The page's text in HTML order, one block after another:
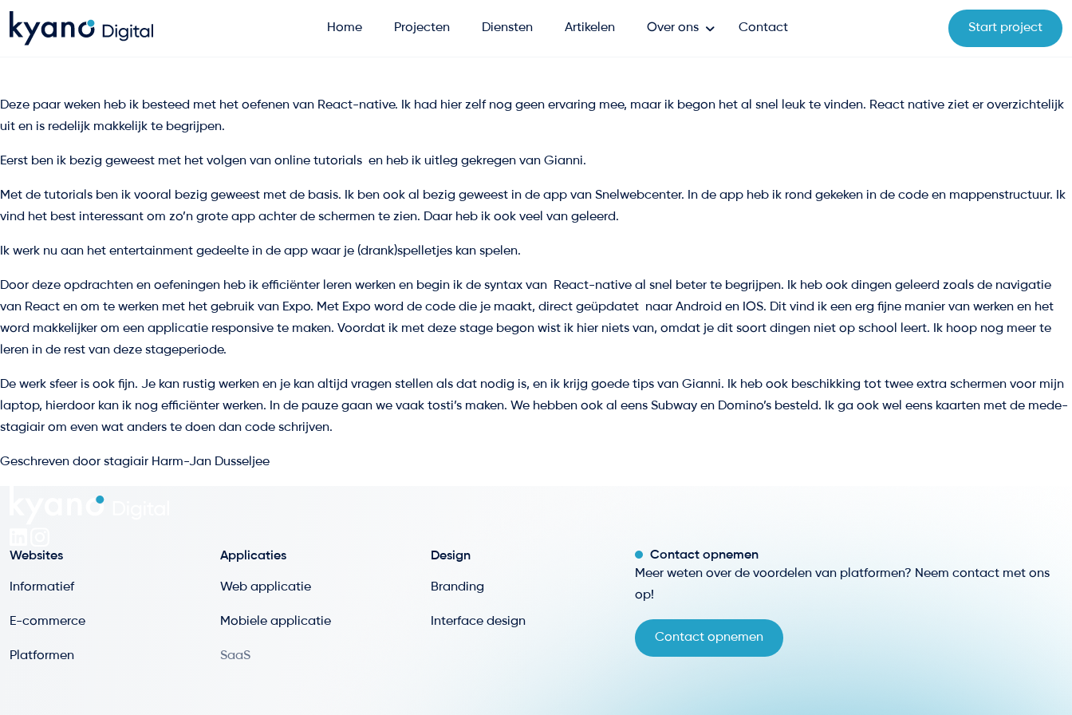
Home Projecten Diensten Artikelen Over ons Contact Start project
Projecten
Diensten
Artikelen
Over ons
Contact
Deze paar weken heb ik besteed met het oefenen van React-native. Ik had hier zelf nog geen ervaring mee, maar ik begon het al snel leuk te vinden. React native ziet er overzichtelijk
uit en is redelijk makkelijk te begrijpen.
Eerst ben ik bezig geweest met het volgen van online tutorials en heb ik uitleg gekregen van Gianni.
Met de tutorials ben ik vooral bezig geweest met de basis. Ik ben ook al bezig geweest in de app van Snelwebcenter. In de app heb ik rond gekeken in de code en mappenstructuur. Ik
vind het best interessant om zo’n grote app achter de schermen te zien. Daar heb ik ook veel van geleerd.
Ik werk nu aan het entertainment gedeelte in de app waar je (drank)spelletjes kan spelen.
Door deze opdrachten en oefeningen heb ik efficiënter leren werken en begin ik de syntax van React-native al snel beter te begrijpen. Ik heb ook dingen geleerd zoals de navigatie
van React en om te werken met het gebruik van Expo. Met Expo word de code die je maakt, direct geüpdatet naar Android en IOS. Dit vind ik een erg fijne manier van werken en het
word makkelijker om een applicatie responsive te maken. Voordat ik met deze stage begon wist ik hier niets van, omdat je dit soort dingen niet op school leert. Ik hoop nog meer te
leren in de rest van deze stageperiode.
De werk sfeer is ook fijn. Je kan rustig werken en je kan altijd vragen stellen als dat nodig is, en ik krijg goede tips van Gianni. Ik heb ook beschikking tot twee extra schermen voor mijn
laptop, hierdoor kan ik nog efficiënter werken. In de pauze gaan we vaak tosti’s maken. We hebben ook al eens Subway en Domino’s besteld. Ik ga ook wel eens kaarten met de mede-
stagiair om even wat anders te doen dan code schrijven.
Geschreven door stagiair Harm-Jan Dusseljee
Websites
Informatief
E-commerce
Platformen
Applicaties
Web applicatie
Mobiele applicatie
SaaS
Design
Branding
Interface design
Contact opnemen
Meer weten over de voordelen van platformen? Neem contact met ons
op!
Contact opnemen